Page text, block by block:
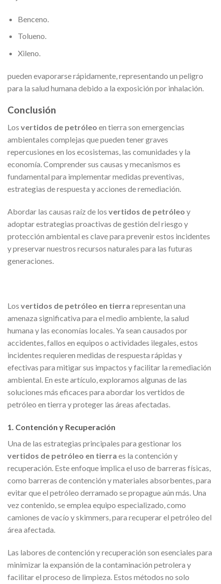
Benceno.
Tolueno.
Xileno.
pueden evaporarse rápidamente, representando un peligro
para la salud humana debido a la exposición por inhalación.
Conclusión
Los vertidos de petróleo en tierra son emergencias
ambientales complejas que pueden tener graves
repercusiones en los ecosistemas, las comunidades y la
economía. Comprender sus causas y mecanismos es
fundamental para implementar medidas preventivas,
estrategias de respuesta y acciones de remediación.
Abordar las causas raíz de los vertidos de petróleo y
adoptar estrategias proactivas de gestión del riesgo y
protección ambiental es clave para prevenir estos incidentes
y preservar nuestros recursos naturales para las futuras
generaciones.
Los vertidos de petróleo en tierra representan una
amenaza significativa para el medio ambiente, la salud
humana y las economías locales. Ya sean causados por
accidentes, fallos en equipos o actividades ilegales, estos
incidentes requieren medidas de respuesta rápidas y
efectivas para mitigar sus impactos y facilitar la remediación
ambiental. En este artículo, exploramos algunas de las
soluciones más eficaces para abordar los vertidos de
petróleo en tierra y proteger las áreas afectadas.
1. Contención y Recuperación
Una de las estrategias principales para gestionar los
vertidos de petróleo en tierra es la contención y
recuperación. Este enfoque implica el uso de barreras físicas,
como barreras de contención y materiales absorbentes, para
evitar que el petróleo derramado se propague aún más. Una
vez contenido, se emplea equipo especializado, como
camiones de vacío y skimmers, para recuperar el petróleo del
área afectada.
Las labores de contención y recuperación son esenciales para
minimizar la expansión de la contaminación petrolera y
facilitar el proceso de limpieza. Estos métodos no solo